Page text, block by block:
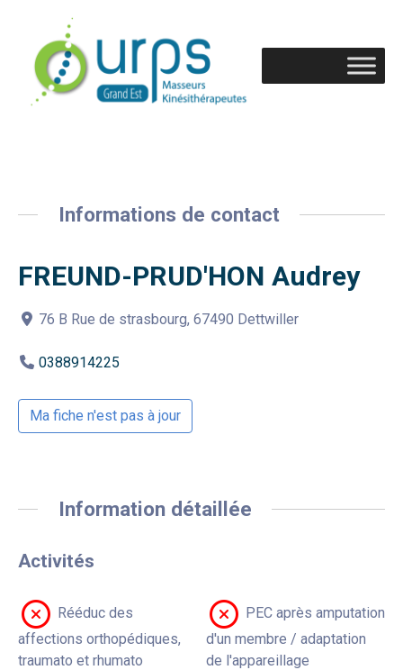
Informations de contact
FREUND-PRUD'HON Audrey
76 B Rue de strasbourg, 67490 Dettwiller
0388914225
Ma fiche n'est pas à jour
Information détaillée
Activités
Rééduc des
affections orthopédiques,
traumato et rhumato
PEC après amputation
d'un membre / adaptation
de l'appareillage